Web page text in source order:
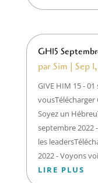
GH15
parSim | Sep
GIVE HIM 15 -
vousTélécharger
Soyez un
septembre 2022
les
2022 - Voyons
LIRE PLUS